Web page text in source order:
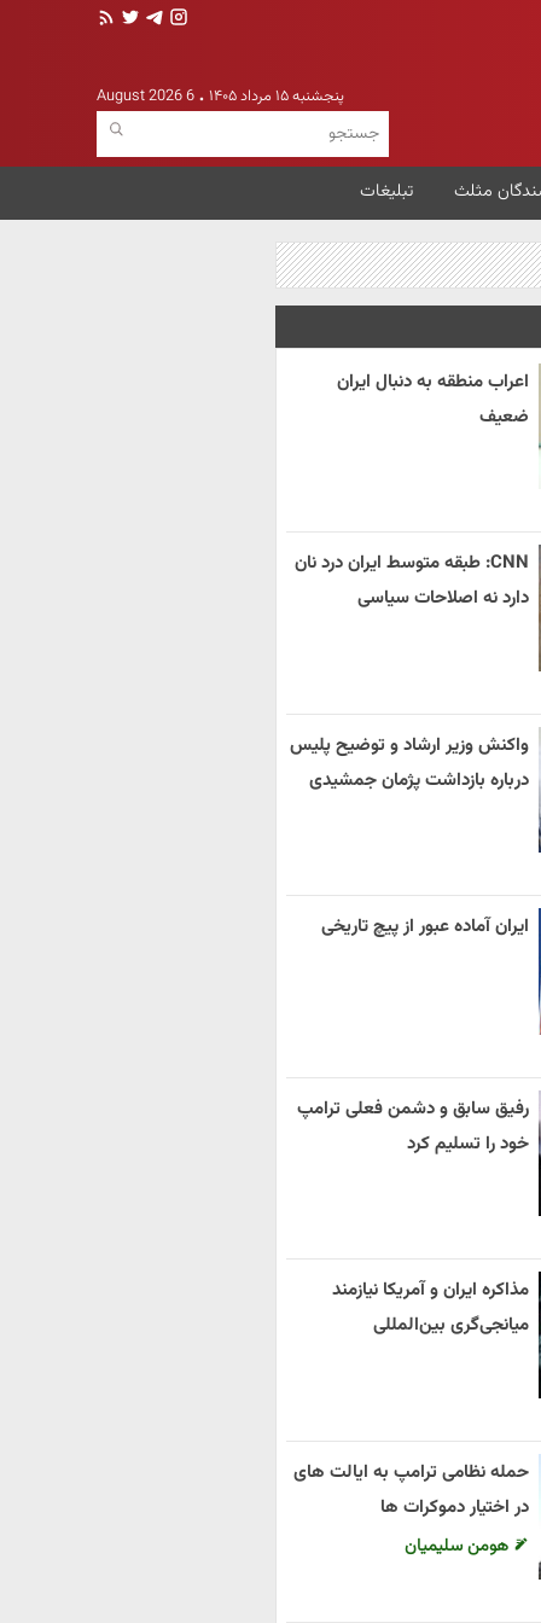
پنجشنبه ۱۵ مرداد ۱۴۰۵ 6 August 2026
مثلث تبلیغات
اعراب منطقه به دنبال ایران
ضعیف
CNN: طبقه متوسط ایران درد نان
دارد نه اصلاحات سیاسی
واکنش وزیر ارشاد و توضیح پلیس
درباره بازداشت پژمان جمشیدی
ایران آماده عبور از پیچ تاریخی
رفیق سابق و دشمن فعلی ترامپ
خود را تسلیم کرد
مذاکره ایران و آمریکا نیازمند
میانجی‌گری بین‌المللی
حمله نظامی ترامپ به ایالت های
در اختیار دموکرات ها
هومن سلیمیان